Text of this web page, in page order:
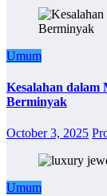
Umum
Kesalahan
Berminyak
October 3, 2025
Umum